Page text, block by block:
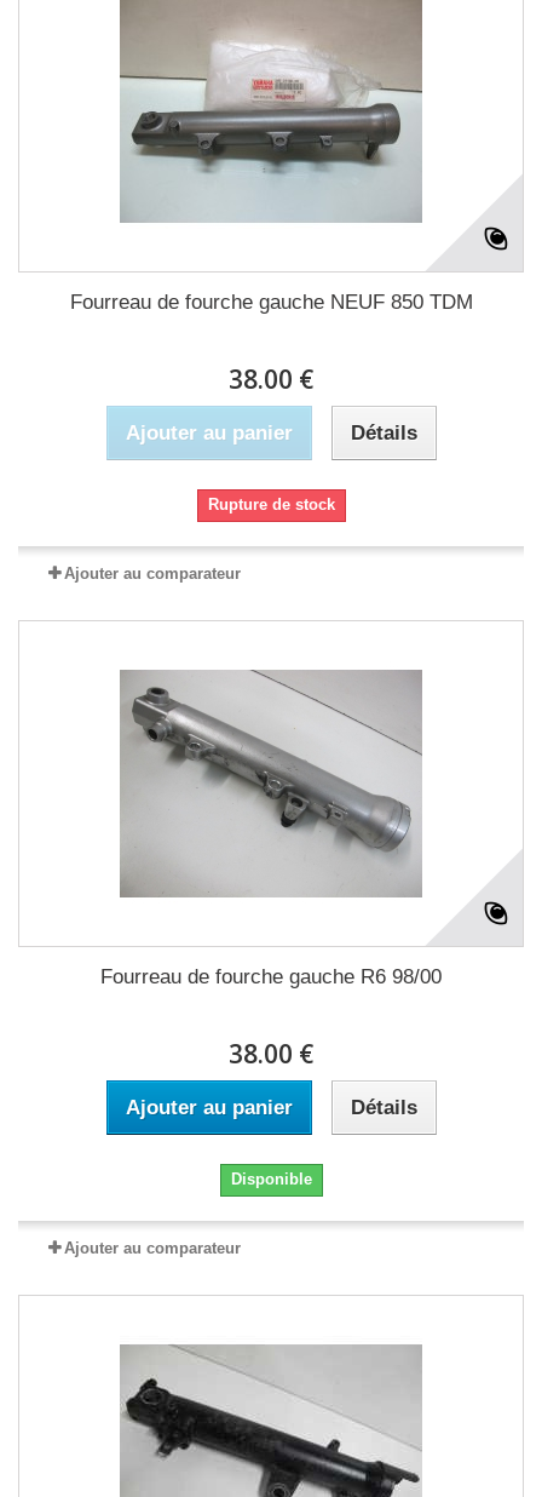
Fourreau de fourche gauche NEUF 850 TDM
38.00 €
Ajouter au panier Détails
Rupture de stock
Ajouter au comparateur
Fourreau de fourche gauche R6 98/00
38.00 €
Ajouter au panier Détails
Disponible
Ajouter au comparateur